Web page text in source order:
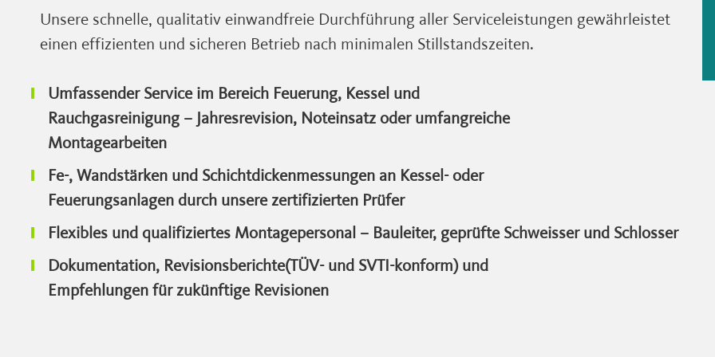
Unsere schnelle, qualitativ einwandfreie Durchführung aller Serviceleistungen gewährleistet
einen effizienten und sicheren Betrieb nach minimalen Stillstandszeiten.
Umfassender Service im Bereich Feuerung, Kessel und
Rauchgasreinigung – Jahresrevision, Noteinsatz oder umfangreiche
Montagearbeiten
Fe-, Wandstärken und Schichtdickenmessungen an Kessel- oder
Feuerungsanlagen durch unsere zertifizierten Prüfer
Flexibles und qualifiziertes Montagepersonal – Bauleiter, geprüfte Schweisser und Schlosser
Dokumentation, Revisionsberichte(TÜV- und SVTI-konform) und
Empfehlungen für zukünftige Revisionen